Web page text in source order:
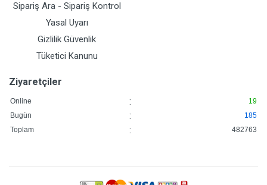
Sipariş Ara - Sipariş Kontrol
Yasal Uyarı
Gizlilik Güvenlik
Tüketici Kanunu
Ziyaretçiler
Online :
19
Bugün
:
185
Toplam
: 482763